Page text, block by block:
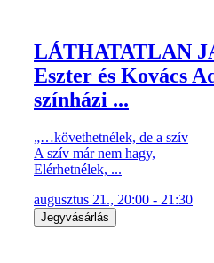
LÁTHATATLAN
Eszter és Kovács
színházi ...
„…követhetnélek, de a szív
A szív már nem hagy,
Elérhetnélek, ...
augusztus 21., 20:00 - 21:30
Jegyvásárlás